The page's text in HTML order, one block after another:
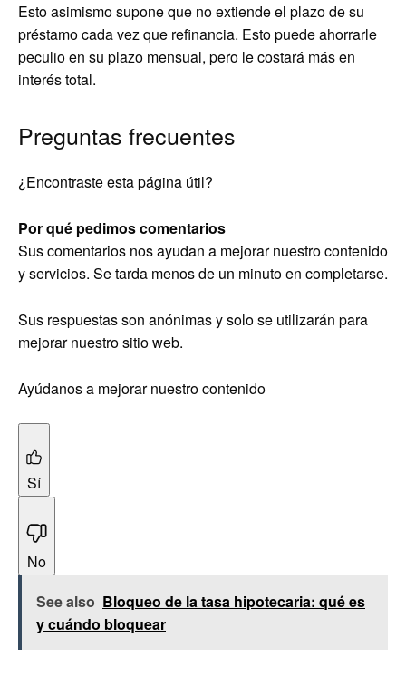
Esto asimismo supone que no extiende el plazo de su
préstamo cada vez que refinancia. Esto puede ahorrarle
peculio en su plazo mensual, pero le costará más en
interés total.
Preguntas frecuentes
¿Encontraste esta página útil?
Por qué pedimos comentarios
Sus comentarios nos ayudan a mejorar nuestro contenido
y servicios. Se tarda menos de un minuto en completarse.
Sus respuestas son anónimas y solo se utilizarán para
mejorar nuestro sitio web.
Ayúdanos a mejorar nuestro contenido
Sí
No
See also Bloqueo de la tasa hipotecaria: qué es
y cuándo bloquear